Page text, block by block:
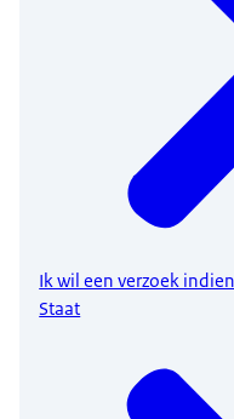
Ik wil een verzoek
Staat